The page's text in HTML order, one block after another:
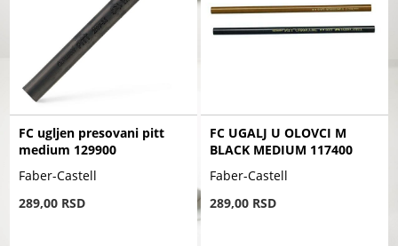
FC ugljen presovani pitt
medium 129900
Faber-Castell
289,00 RSD
FC UGALJ U OLOVCI M
BLACK MEDIUM 117400
Faber-Castell
289,00 RSD